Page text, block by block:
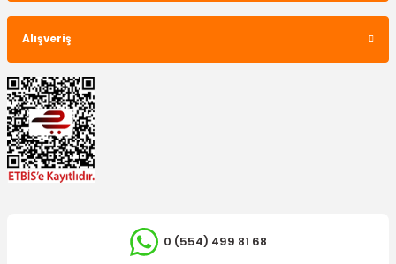
Alışveriş
0 (554) 499 81 68